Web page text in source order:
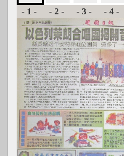
-1- -2- -3- -4-